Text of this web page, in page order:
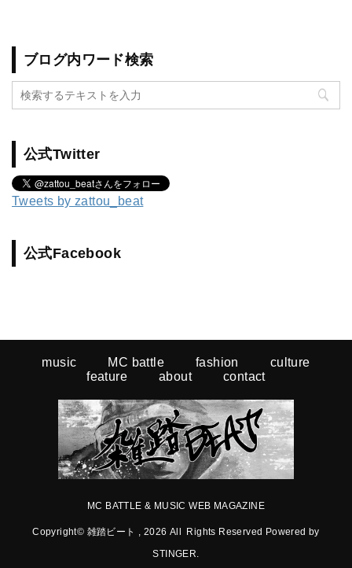
ブログ内ワード検索
公式Twitter
Tweets by zattou_beat
公式Facebook
music MC battle fashion
culture
feature
about contact
MC BATTLE & MUSIC WEB MAGAZINE
Copyright© 雑踏ビート , 2026 All Rights Reserved Powered by
STINGER.